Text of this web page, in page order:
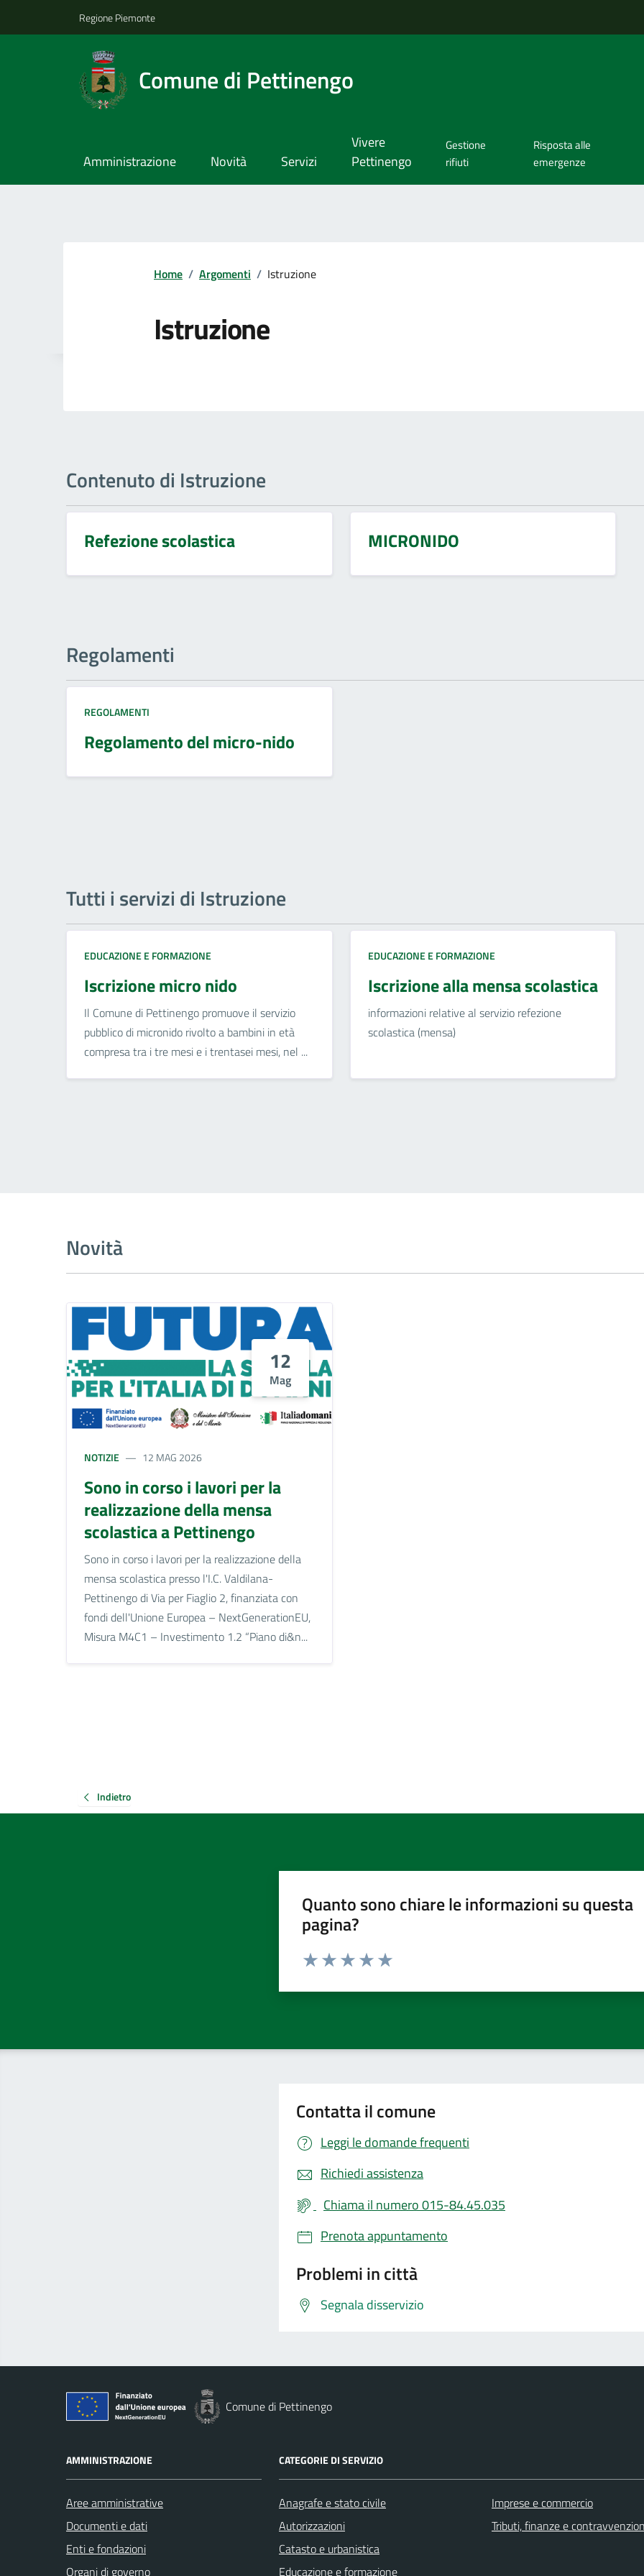
Regione Piemonte
Comune di Pettinengo
Amministrazione Novità Servizi
Vivere
Pettinengo
Gestione
rifiuti
Risposta alle
emergenze
Home / Argomenti / Istruzione
Istruzione
Contenuto di Istruzione
Refezione scolastica MICRONIDO
Regolamenti
REGOLAMENTI
Regolamento del micro-nido
Tutti i servizi di Istruzione
EDUCAZIONE E FORMAZIONE
Iscrizione micro nido
Il Comune di Pettinengo promuove il servizio
pubblico di micronido rivolto a bambini in età
compresa tra i tre mesi e i trentasei mesi, nel ...
EDUCAZIONE E FORMAZIONE
Iscrizione alla mensa scolastica
informazioni relative al servizio refezione
scolastica (mensa)
Novità
12
Mag
NOTIZIE 12 MAG 2026
Sono in corso i lavori per la
realizzazione della mensa
scolastica a Pettinengo
Sono in corso i lavori per la realizzazione della
mensa scolastica presso l'I.C. Valdilana-
Pettinengo di Via per Fiaglio 2, finanziata con
fondi dell'Unione Europea – NextGenerationEU,
Misura M4C1 – Investimento 1.2 “Piano di&n...
Indietro
Quanto sono chiare le informazioni su questa
pagina?
Valuta da 1 a 5 stelle la pagina
Contatta il comune
Leggi le domande frequenti
Richiedi assistenza
Chiama il numero 015-84.45.035
Prenota appuntamento
Problemi in città
Segnala disservizio
Comune di Pettinengo
AMMINISTRAZIONE
Aree amministrative
Documenti e dati
Enti e fondazioni
Organi di governo
CATEGORIE DI SERVIZIO
Anagrafe e stato civile
Autorizzazioni
Catasto e urbanistica
Educazione e formazione
Imprese e commercio
Tributi, finanze e